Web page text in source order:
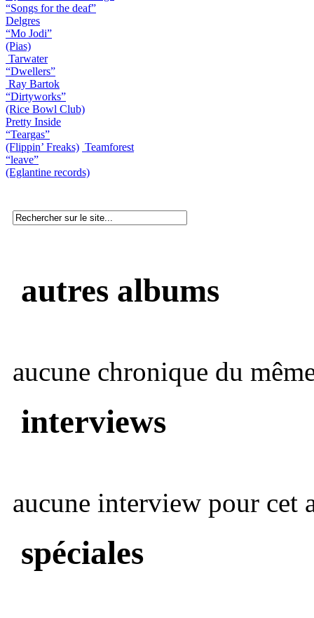
“Songs for the deaf”
Delgres
“Mo Jodi”
(Pias)
Tarwater
“Dwellers”
Ray Bartok
“Dirtyworks”
(Rice Bowl Club)
Pretty Inside
“Teargas”
(Flippin’ Freaks) Teamforest
“leave”
(Eglantine records)
autres albums
aucune chronique du
interviews
aucune interview pour cet
spéciales